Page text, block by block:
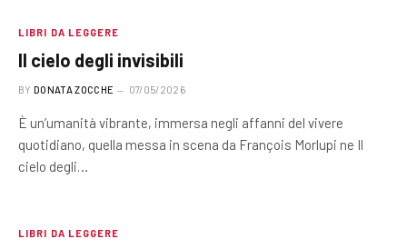
LIBRI DA LEGGERE
Il cielo degli invisibili
BY DONATA ZOCCHE 07/05/2026
È un’umanità vibrante, immersa negli affanni del vivere
quotidiano, quella messa in scena da François Morlupi ne Il
cielo degli…
LIBRI DA LEGGERE